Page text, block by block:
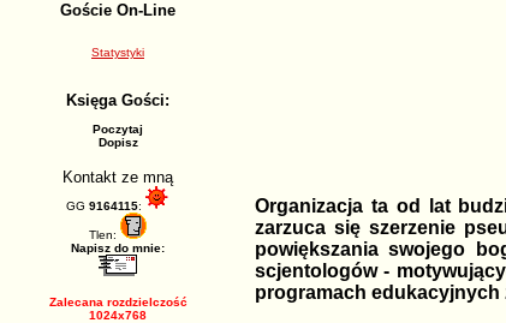
Goście On-Line
Statystyki
Księga Gości:
Poczytaj
Dopisz
Kontakt ze mną
GG 9164115:
Tlen:
Napisz do mnie:
Zalecana rozdzielczość
1024x768
Organizacja ta od lat
zarzuca się szerzenie
powiększania swojego
scjentologów -
programach